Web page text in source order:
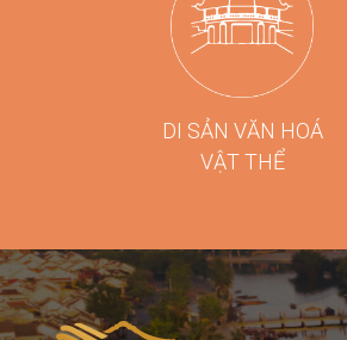
DI SẢN VĂN HOÁ
VẬT THỂ